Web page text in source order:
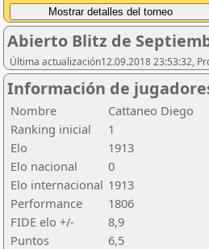
Abierto Blitz de
Última actualización12.09.2018 23:53:32,
Información de
Nombre
Cattaneo Diego
Ranking inicial
1
Elo
1913
Elo nacional
0
Elo internacional 1913
Performance
1806
FIDE elo +/-
8,9
Puntos
6,5